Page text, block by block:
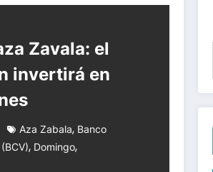
Zavala: el
invertirá en
Aza Zabala, Banco
, Domingo,